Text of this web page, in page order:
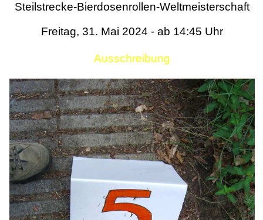
Literatur
Termine
Steilstrecke-Bierdosenrollen-Weltmeisterschaft
Freitag, 31. Mai 2024 - ab 14:45 Uhr
Ausschreibung